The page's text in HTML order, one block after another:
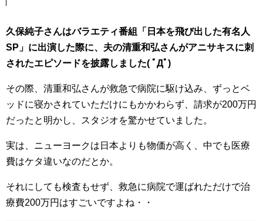
久保純子さんはバラエティ番組「日本を飛び出した有名人
SP」に出演した際に、夫の清重和弘さんがアニサキスに刺
されたエピソードを披露しました( ﾟДﾟ)
その際、清重和弘さんが救急で病院に駆け込み、ずっとベ
ッドに寝かされていただけにもかかわらず、請求が200万円
だったと明かし、スタジオを驚かせていました。
実は、ニューヨークは日本よりも物価が高く、中でも医療
費はケタ違いなのだとか。
それにしても検査もせず、救急に病院で運ばれただけで治
療費200万円はすごいですよね・・